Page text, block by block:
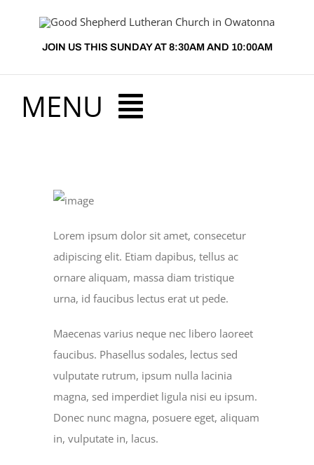
JOIN US THIS SUNDAY AT 8:30AM AND 10:00AM
MENU
PRESCHOOL
MINISTRIES
EVENTS
GIVE NOW
CHURCH CENTER
Lorem ipsum dolor sit amet, consecetur
adipiscing elit. Etiam dapibus, tellus ac
ornare aliquam, massa diam tristique
urna, id faucibus lectus erat ut pede.
Maecenas varius neque nec libero laoreet
faucibus. Phasellus sodales, lectus sed
vulputate rutrum, ipsum nulla lacinia
magna, sed imperdiet ligula nisi eu ipsum.
Donec nunc magna, posuere eget, aliquam
in, vulputate in, lacus.